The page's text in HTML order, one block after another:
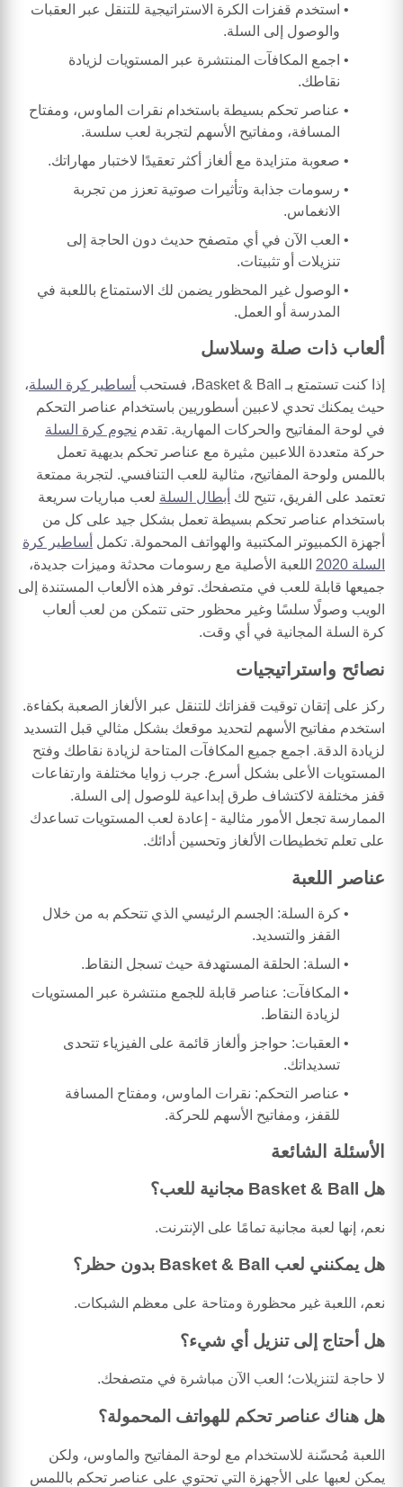
استخدم قفزات الكرة الاستراتيجية للتنقل عبر العقبات
والوصول إلى السلة.
اجمع المكافآت المنتشرة عبر المستويات لزيادة
نقاطك.
عناصر تحكم بسيطة باستخدام نقرات الماوس، ومفتاح
المسافة، ومفاتيح الأسهم لتجربة لعب سلسة.
صعوبة متزايدة مع ألغاز أكثر تعقيدًا لاختبار مهاراتك.
رسومات جذابة وتأثيرات صوتية تعزز من تجربة
الانغماس.
العب الآن في أي متصفح حديث دون الحاجة إلى
تنزيلات أو تثبيتات.
الوصول غير المحظور يضمن لك الاستمتاع باللعبة في
المدرسة أو العمل.
ألعاب ذات صلة وسلاسل
إذا كنت تستمتع بـ Basket & Ball، فستحب أساطير كرة السلة،
حيث يمكنك تحدي لاعبين أسطوريين باستخدام عناصر التحكم
في لوحة المفاتيح والحركات المهارية. تقدم نجوم كرة السلة
حركة متعددة اللاعبين مثيرة مع عناصر تحكم بديهية تعمل
باللمس ولوحة المفاتيح، مثالية للعب التنافسي. لتجربة ممتعة
تعتمد على الفريق، تتيح لك أبطال السلة لعب مباريات سريعة
باستخدام عناصر تحكم بسيطة تعمل بشكل جيد على كل من
أجهزة الكمبيوتر المكتبية والهواتف المحمولة. تكمل أساطير كرة
السلة 2020
اللعبة الأصلية مع رسومات محدثة وميزات جديدة،
جميعها قابلة للعب في متصفحك. توفر هذه الألعاب المستندة إلى
الويب وصولًا سلسًا وغير محظور حتى تتمكن من لعب ألعاب
كرة السلة المجانية في أي وقت.
نصائح واستراتيجيات
ركز على إتقان توقيت قفزاتك للتنقل عبر الألغاز الصعبة بكفاءة.
استخدم مفاتيح الأسهم لتحديد موقعك بشكل مثالي قبل التسديد
لزيادة الدقة. اجمع جميع المكافآت المتاحة لزيادة نقاطك وفتح
المستويات الأعلى بشكل أسرع. جرب زوايا مختلفة وارتفاعات
قفز مختلفة لاكتشاف طرق إبداعية للوصول إلى السلة.
الممارسة تجعل الأمور مثالية - إعادة لعب المستويات تساعدك
على تعلم تخطيطات الألغاز وتحسين أدائك.
عناصر اللعبة
كرة السلة: الجسم الرئيسي الذي تتحكم به من خلال
القفز والتسديد.
السلة: الحلقة المستهدفة حيث تسجل النقاط.
المكافآت: عناصر قابلة للجمع منتشرة عبر المستويات
لزيادة النقاط.
العقبات: حواجز وألغاز قائمة على الفيزياء تتحدى
تسديداتك.
عناصر التحكم: نقرات الماوس، ومفتاح المسافة
للقفز، ومفاتيح الأسهم للحركة.
الأسئلة الشائعة
هل Basket & Ball مجانية للعب؟
نعم، إنها لعبة مجانية تمامًا على الإنترنت.
هل يمكنني لعب Basket & Ball بدون حظر؟
نعم، اللعبة غير محظورة ومتاحة على معظم الشبكات.
هل أحتاج إلى تنزيل أي شيء؟
لا حاجة لتنزيلات؛ العب الآن مباشرة في متصفحك.
هل هناك عناصر تحكم للهواتف المحمولة؟
اللعبة مُحسّنة للاستخدام مع لوحة المفاتيح والماوس، ولكن
يمكن لعبها على الأجهزة التي تحتوي على عناصر تحكم باللمس